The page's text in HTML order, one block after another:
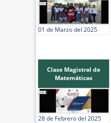
01 de Marzo del 2025
Clase Magistral de
Matemáticas
28 de Febrero del 2025